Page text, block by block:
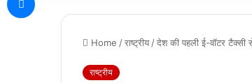
Home /राष्ट्रीय /देश की पहली ई-वॉटर टैक्सी
राष्ट्रीय